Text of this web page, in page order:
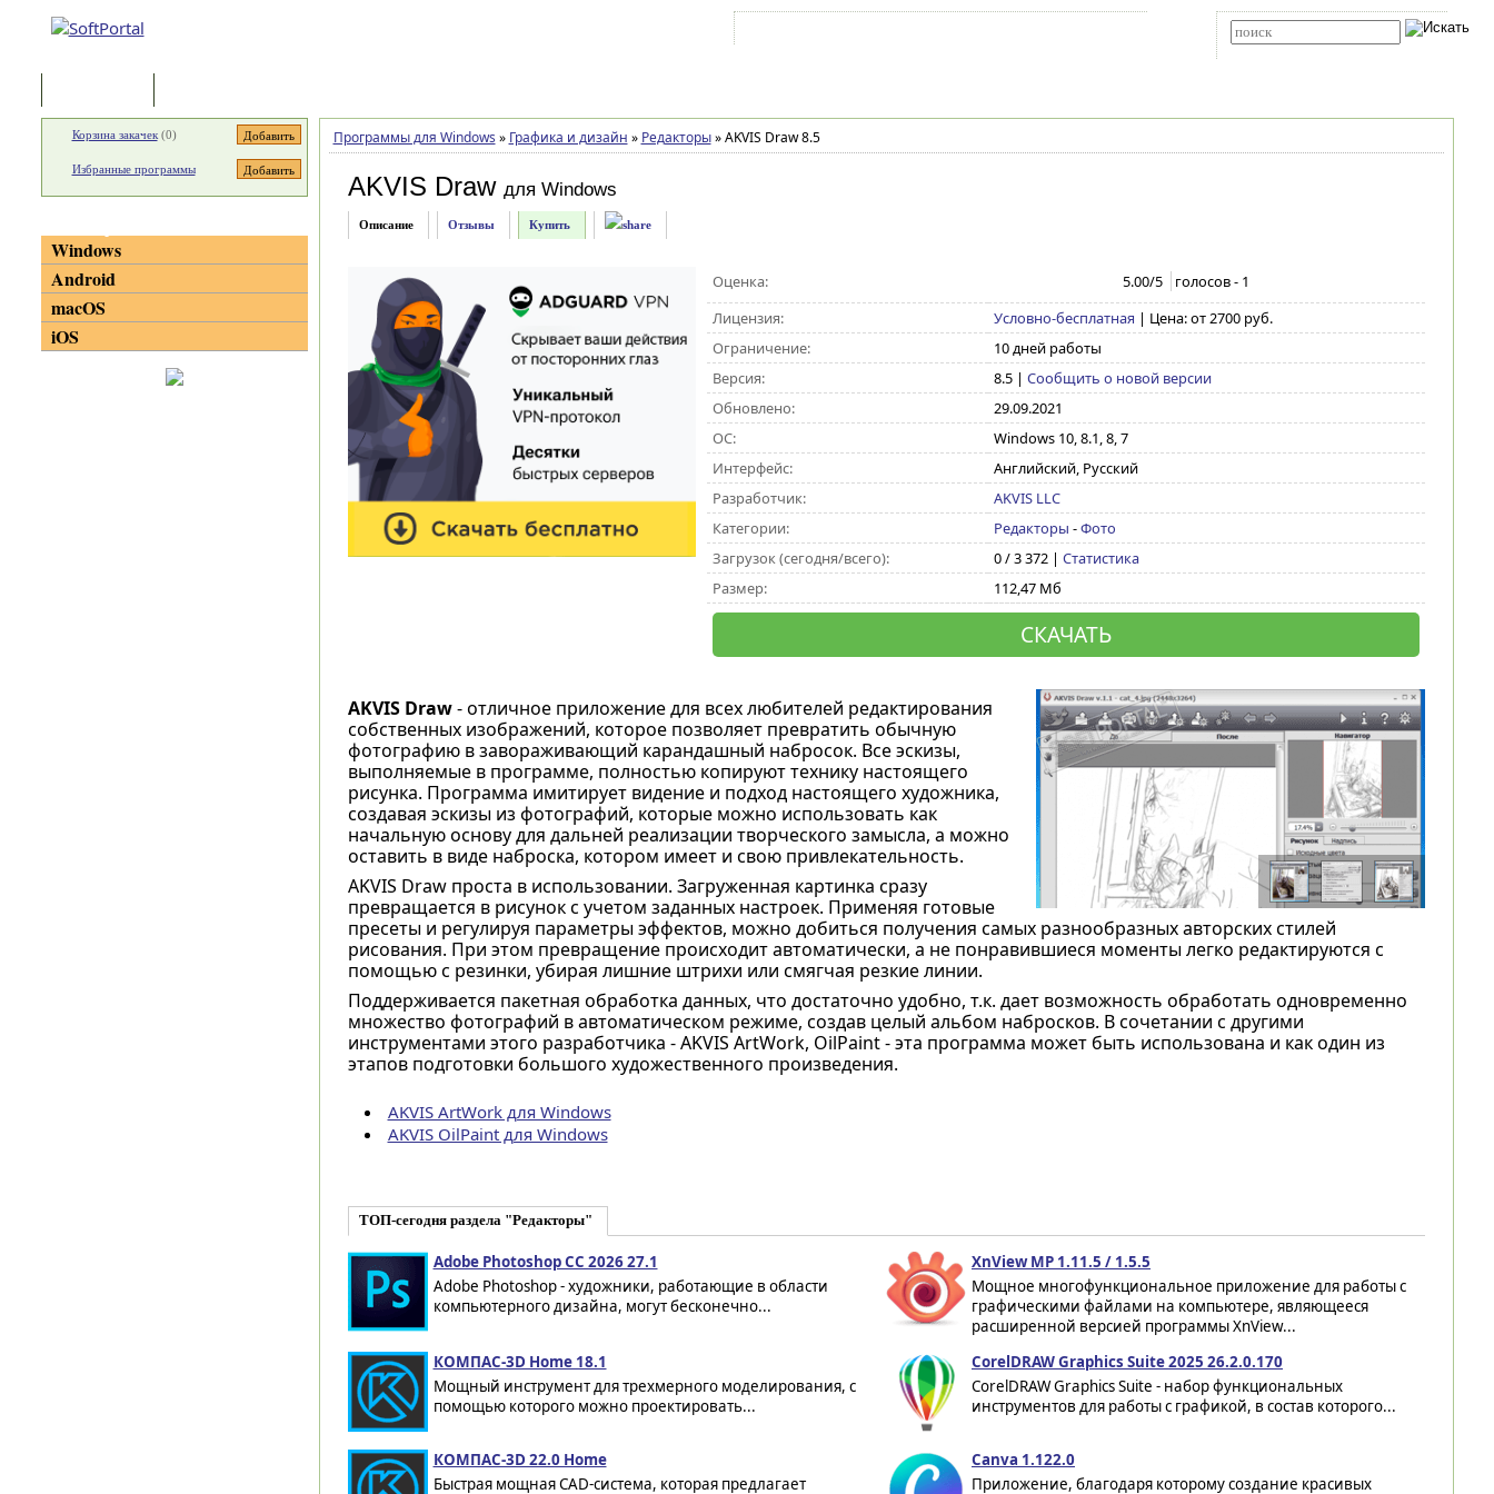
Программы для Windows » Графика и дизайн » Редакторы »AKVIS Draw 8.5
AKVIS Draw для Windows
Описание Отзывы Купить
Оценка: 5.00/5 голосов - 1
Лицензия:
Условно-бесплатная | Цена: от 2700 руб.
Ограничение:
10 дней работы
Версия:
8.5| Сообщить о новой версии
Обновлено:
29.09.2021
ОС:
Windows 10, 8.1, 8, 7
Интерфейс:
Английский, Русский
Разработчик:
AKVIS LLC
Категории:
Редакторы -Фото
Загрузок (сегодня/всего):
0 / 3 372 | Статистика
Размер:
112,47 Мб
СКАЧАТЬ
AKVIS Draw- отличное приложение для всех любителей редактирования
собственных изображений, которое позволяет превратить обычную
фотографию в завораживающий карандашный набросок. Все эскизы,
выполняемые в программе, полностью копируют технику настоящего
рисунка. Программа имитирует видение и подход настоящего художника,
создавая эскизы из фотографий, которые можно использовать как
начальную основу для дальней реализации творческого замысла, а можно
оставить в виде наброска, котором имеет и свою привлекательность.
AKVIS Draw проста в использовании. Загруженная картинка сразу
превращается в рисунок с учетом заданных настроек. Применяя готовые
пресеты и регулируя параметры эффектов, можно добиться получения самых разнообразных авторских стилей
рисования. При этом превращение происходит автоматически, а не понравившиеся моменты легко редактируются с
помощью с резинки, убирая лишние штрихи или смягчая резкие линии.
Поддерживается пакетная обработка данных, что достаточно удобно, т.к. дает возможность обработать одновременно
множество фотографий в автоматическом режиме, создав целый альбом набросков. В сочетании с другими
инструментами этого разработчика - AKVIS ArtWork, OilPaint - эта программа может быть использована и как один из
этапов подготовки большого художественного произведения.
AKVIS ArtWork для Windows
AKVIS OilPaint для Windows
ТОП-сегодня раздела "Редакторы"
Adobe Photoshop CC 2026 27.1
Adobe Photoshop - художники, работающие в области
компьютерного дизайна, могут бесконечно...
XnView MP 1.11.5 / 1.5.5
Мощное многофункциональное приложение для работы с
графическими файлами на компьютере, являющееся
расширенной версией программы XnView...
КОМПАС-3D Home 18.1
Мощный инструмент для трехмерного моделирования, с
помощью которого можно проектировать...
CorelDRAW Graphics Suite 2025 26.2.0.170
CorelDRAW Graphics Suite - набор функциональных
инструментов для работы с графикой, в состав которого...
КОМПАС-3D 22.0 Home
Быстрая мощная CAD-система, которая предлагает
Canva 1.122.0
Приложение, благодаря которому создание красивых
Корзина закачек(0)
Избранные программы
Windows
Android
macOS
iOS